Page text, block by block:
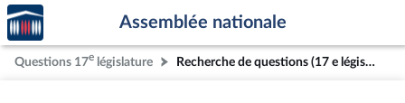
Aller au contenu
Aller en bas de la page
Accèder
à la
page
d'accueil
Assemblée nationale
Questions 17e législature Recherche de questions (17 e législature)